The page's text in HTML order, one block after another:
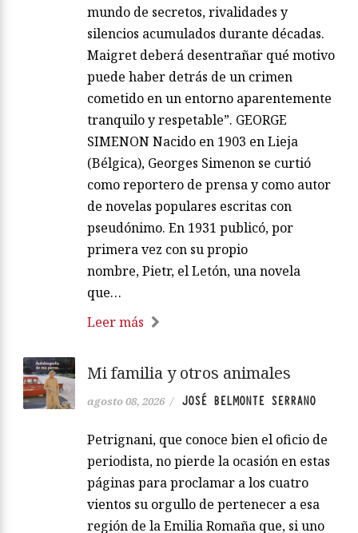
mundo de secretos, rivalidades y
silencios acumulados durante décadas.
Maigret deberá desentrañar qué motivo
puede haber detrás de un crimen
cometido en un entorno aparentemente
tranquilo y respetable”. GEORGE
SIMENON Nacido en 1903 en Lieja
(Bélgica), Georges Simenon se curtió
como reportero de prensa y como autor
de novelas populares escritas con
pseudónimo. En 1931 publicó, por
primera vez con su propio
nombre, Pietr, el Letón, una novela
que…
Leer más
Mi familia y otros animales
agosto 08, 2026 / JOSÉ BELMONTE SERRANO
Petrignani, que conoce bien el oficio de
periodista, no pierde la ocasión en estas
páginas para proclamar a los cuatro
vientos su orgullo de pertenecer a esa
región de la Emilia Romaña que, si uno